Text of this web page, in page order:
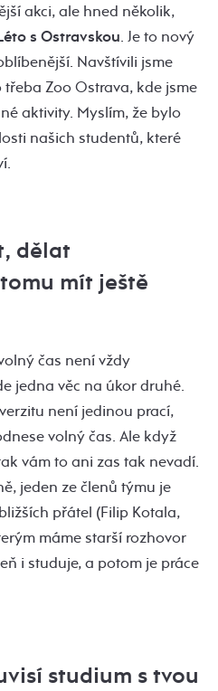
akci, ale hned několik,
s Ostravskou. Je to nový
Navštívili jsme
Zoo Ostrava, kde jsme
aktivity. Myslím, že bylo
našich studentů, které
dělat
mít ještě
čas není vždy
jedna věc na úkor druhé.
není jedinou prací,
volný čas. Ale když
vám to ani zas tak nevadí.
jeden ze členů týmu je
přátel (Filip Kotala,
máme starší rozhovor
i studuje, a potom je práce
studium s tvou